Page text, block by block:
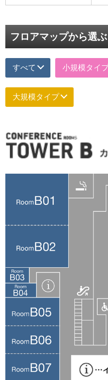
フロアマップから選ぶ
すべて 小規模タイ
大規模タイプ